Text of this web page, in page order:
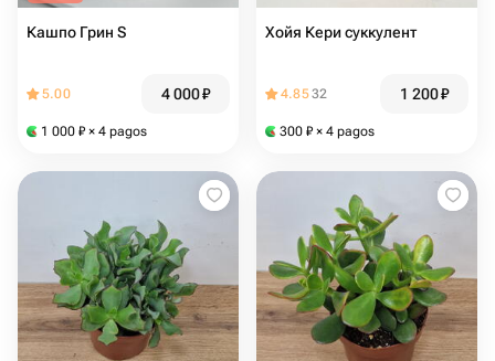
Кашпо Грин S
5.00 4 000₽
1 000 ₽ × 4 pagos
Хойя Кери суккулент
4.8532 1 200₽
300 ₽ × 4 pagos